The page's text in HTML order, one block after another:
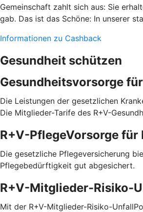
Gemeinschaft zahlt sich aus: Sie
gab. Das ist das Schöne: In unserer
Informationen zu Cashback
Gesundheit schützen
Gesundheitsvorsorge
Die Leistungen der gesetzlichen
Die Mitglieder-Tarife des R+V-
R+V-PflegeVorsorge
Die gesetzliche Pflegeversicherung
Pflegebedürftigkeit gut abgesichert.
R+V-Mitglieder-Risiko-
Mit der R+V-Mitglieder-Risiko-